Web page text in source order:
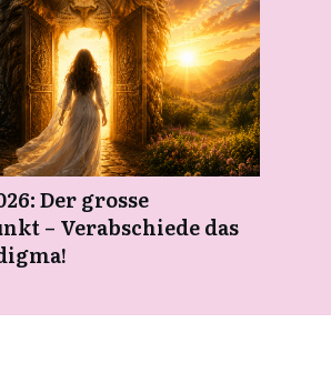
Der grosse
– Verabschiede das